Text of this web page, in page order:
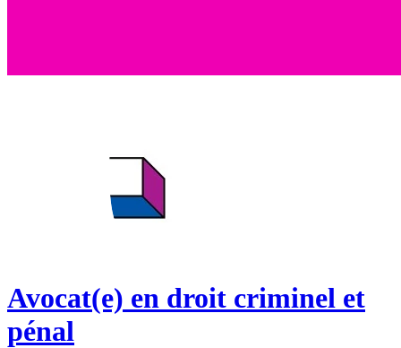
Avocat(e) en droit criminel et
pénal